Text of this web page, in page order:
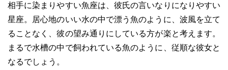
相手に染まりやすい魚座は、彼氏の言いなりになりやすい
星座。居心地のいい水の中で漂う魚のように、波風を立て
ることなく、彼の望み通りにしている方が楽と考えます。
まるで水槽の中で飼われている魚のように、従順な彼女と
なるでしょう。